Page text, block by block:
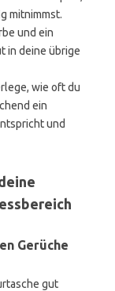
mitnimmst.
und ein
in deine übrige
wie oft du
ein
und
Gerüche
gut